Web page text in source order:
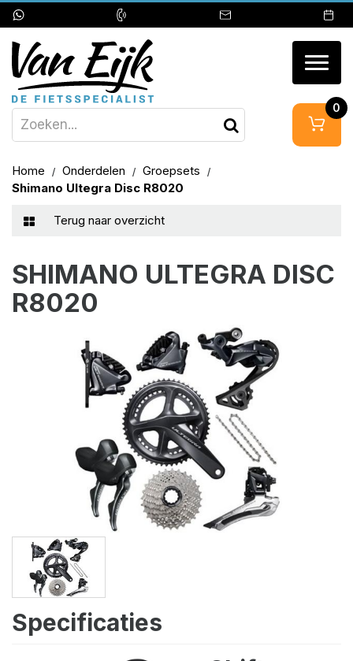
0
Home Onderdelen
Groepsets
Shimano Ultegra Disc R8020
Terug naar overzicht
SHIMANO ULTEGRA DISC
R8020
Specificaties